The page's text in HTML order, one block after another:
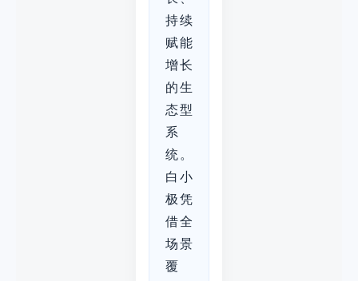
持续
赋能
增长
的生
态型
系
统。
白小
极凭
借全
场景
覆